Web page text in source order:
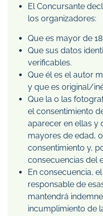
El Concursante
los organizadores:
Que es mayor de
Que sus datos
verificables.
Que él es el autor
y que es original/
Que la o las
el consentimiento
aparecer en ellas y
mayores de edad,
consentimiento y,
consecuencias del
En consecuencia,
responsable de
mantendrá
incumplimiento de